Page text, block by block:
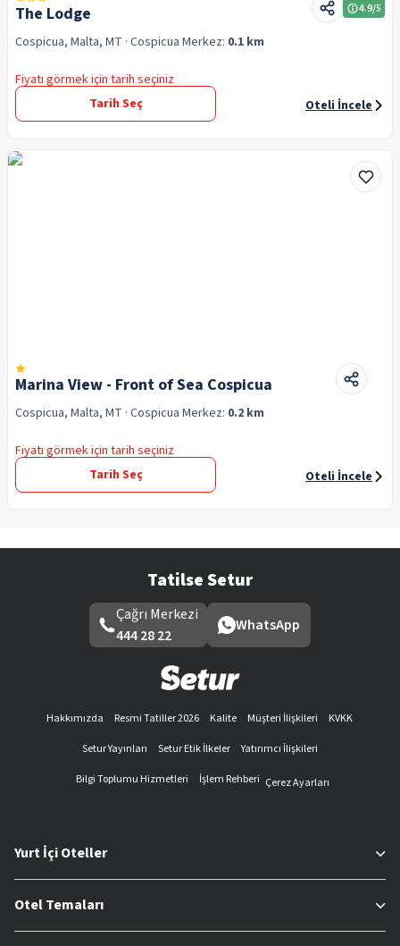
The Lodge 4.9/5
Cospicua, Malta, MT · Cospicua Merkez: 0.1 km
Fiyatı görmek için tarih seçiniz
Tarih Seç
Oteli İncele
Marina View - Front of Sea Cospicua
Cospicua, Malta, MT · Cospicua Merkez: 0.2 km
Fiyatı görmek için tarih seçiniz
Tarih Seç
Oteli İncele
Tatilse Setur
Çağrı Merkezi
444 28 22
WhatsApp
Hakkımızda Resmi Tatiller 2026 Kalite Müşteri İlişkileri
KVKK
Setur Yayınları
Setur Etik İlkeler
Yatırımcı İlişkileri
Bilgi Toplumu Hizmetleri
İşlem Rehberi Çerez Ayarları
Yurt İçi Oteller
Otel Temaları